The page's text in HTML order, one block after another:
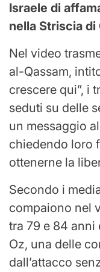
Israele di
nella Striscia di
Nel video
al-Qassam,
crescere qui”, i
seduti su delle
un messaggio
chiedendo loro
ottenerne la
Secondo i
compaiono nel
tra 79 e 84
Oz, una delle
dall’attacco